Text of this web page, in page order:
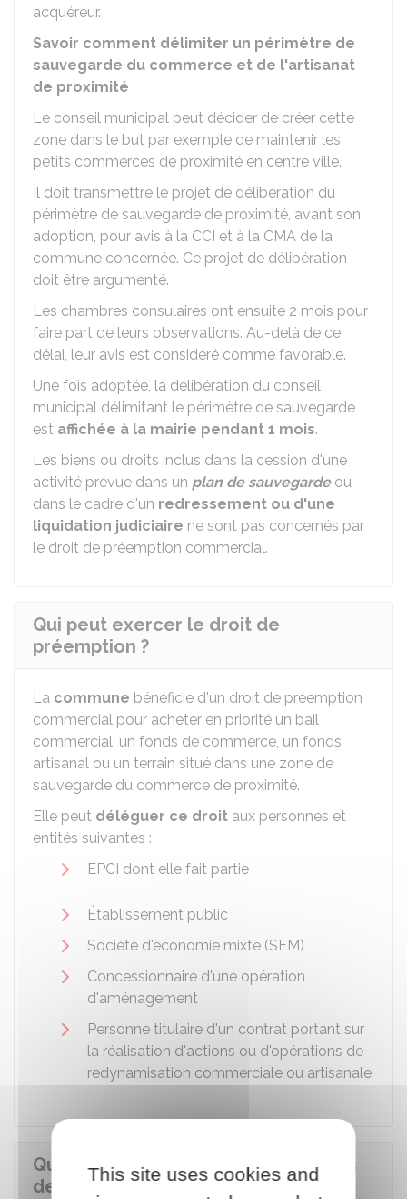
acquéreur.
Savoir comment délimiter un périmètre de
sauvegarde du commerce et de l'artisanat
de proximité
Le conseil municipal peut décider de créer cette
zone dans le but par exemple de maintenir les
petits commerces de proximité en centre ville.
Il doit transmettre le projet de délibération du
périmètre de sauvegarde de proximité, avant son
adoption, pour avis à la CCI et à la CMA de la
commune concernée. Ce projet de délibération
doit être argumenté.
Les chambres consulaires ont ensuite 2 mois pour
faire part de leurs observations. Au-delà de ce
délai, leur avis est considéré comme favorable.
Une fois adoptée, la délibération du conseil
municipal délimitant le périmètre de sauvegarde
est affichée à la mairie pendant 1 mois.
Les biens ou droits inclus dans la cession d'une
activité prévue dans un plan de sauvegardeou
dans le cadre d'un redressement ou d'une
liquidation judiciaire ne sont pas concernés par
le droit de préemption commercial.
Qui peut exercer le droit de
préemption ?
La commune bénéficie d'un droit de préemption
commercial pour acheter en priorité un bail
commercial, un fonds de commerce, un fonds
artisanal ou un terrain situé dans une zone de
sauvegarde du commerce de proximité.
Elle peut déléguer ce droit aux personnes et
entités suivantes :
EPCI dont elle fait partie
Établissement public
Société d'économie mixte (SEM)
Concessionnaire d'une opération
d'aménagement
Personne titulaire d'un contrat portant sur
la réalisation d'actions ou d'opérations de
redynamisation commerciale ou artisanale
Quelles démarches effectuer en cas
de vente dans un périmètre de
This site uses cookies and